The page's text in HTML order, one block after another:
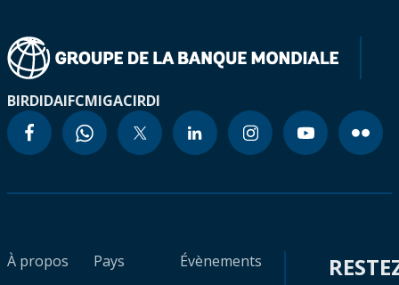
BIRDIDAIFCMIGACIRDI
À propos
Pays
Évènements